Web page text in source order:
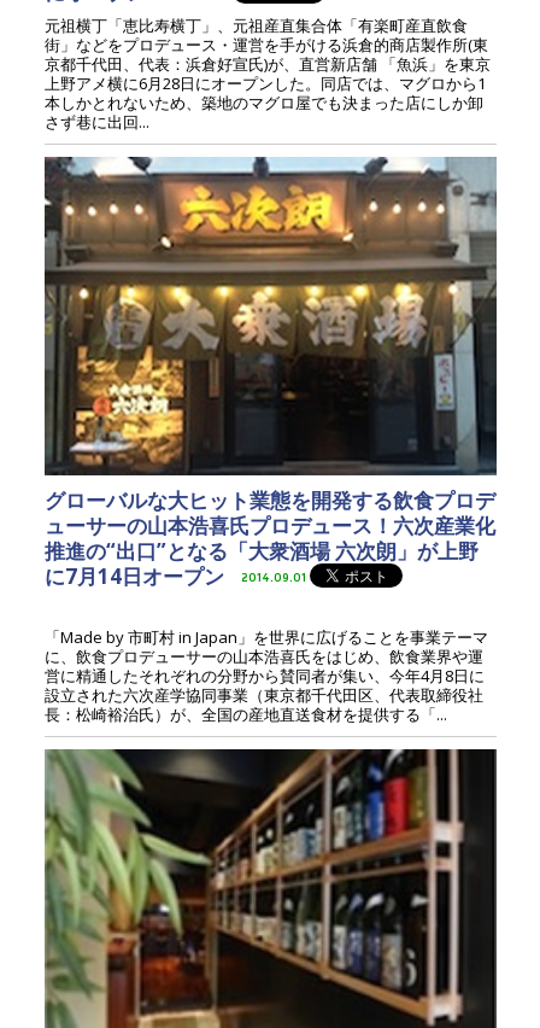
元祖横丁「恵比寿横丁」、元祖産直集合体「有楽町産直飲食
街」などをプロデュース・運営を手がける浜倉的商店製作所(東
京都千代田、代表：浜倉好宣氏)が、直営新店舗 「魚浜」を東京
上野アメ横に6月28日にオープンした。同店では、マグロから1
本しかとれないため、築地のマグロ屋でも決まった店にしか卸
さず巷に出回...
グローバルな大ヒット業態を開発する飲食プロデ
ューサーの山本浩喜氏プロデュース！六次産業化
推進の“出口”となる「大衆酒場 六次朗」が上野
に7月14日オープン
2014.09.01
「Made by 市町村 in Japan」を世界に広げることを事業テーマ
に、飲食プロデューサーの山本浩喜氏をはじめ、飲食業界や運
営に精通したそれぞれの分野から賛同者が集い、今年4月8日に
設立された六次産学協同事業（東京都千代田区、代表取締役社
長：松崎裕治氏）が、全国の産地直送食材を提供する「...